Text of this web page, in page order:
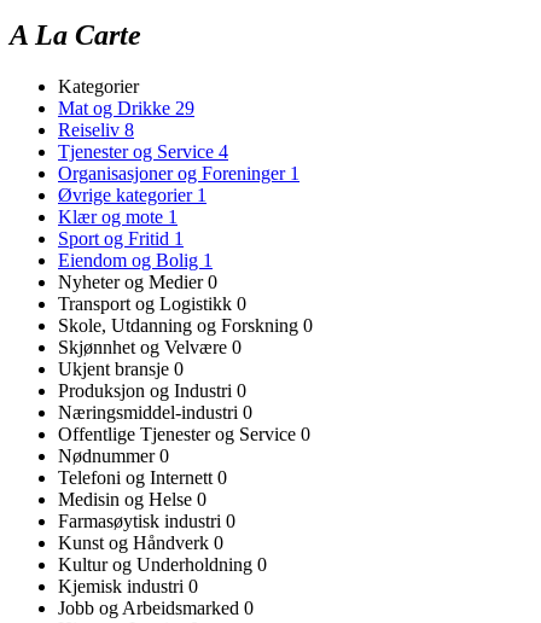
A La Carte
Kategorier
Mat og Drikke 29
Reiseliv 8
Tjenester og Service 4
Organisasjoner og Foreninger 1
Øvrige kategorier 1
Klær og mote 1
Sport og Fritid 1
Eiendom og Bolig 1
Nyheter og Medier0
Transport og Logistikk 0
Skole, Utdanning og Forskning 0
Skjønnhet og Velvære 0
Ukjent bransje 0
Produksjon og Industri 0
Næringsmiddel-industri 0
Offentlige Tjenester og Service 0
Nødnummer0
Telefoni og Internett 0
Medisin og Helse 0
Farmasøytisk industri 0
Kunst og Håndverk 0
Kultur og Underholdning 0
Kjemisk industri 0
Jobb og Arbeidsmarked 0